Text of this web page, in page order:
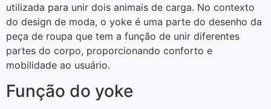
utilizada para unir dois animais de carga. No contexto
do design de moda, o yoke é uma parte do desenho da
peça de roupa que tem a função de unir diferentes
partes do corpo, proporcionando conforto e
mobilidade ao usuário.
Função do yoke